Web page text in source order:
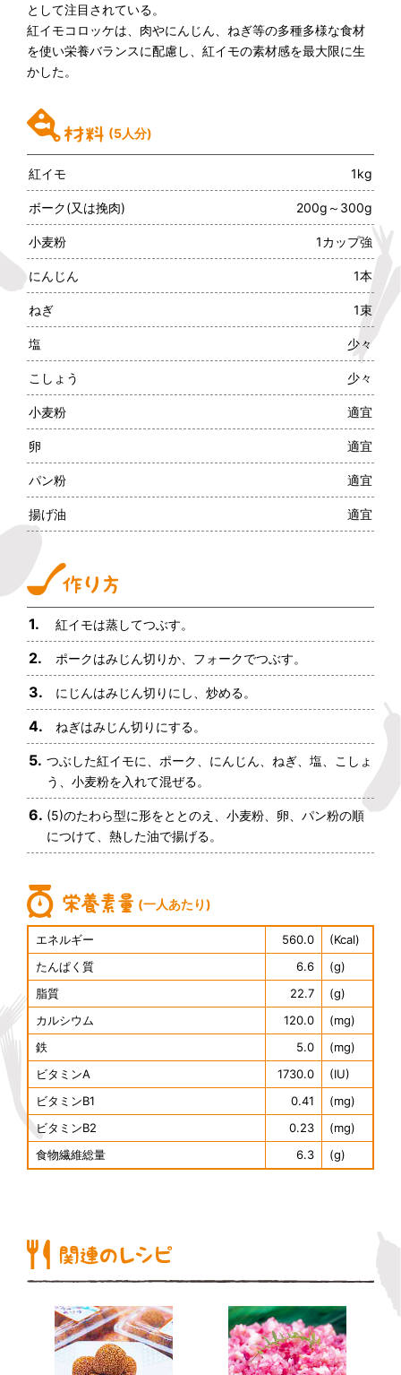
として注目されている。
紅イモコロッケは、肉やにんじん、ねぎ等の多種多様な食材
を使い栄養バランスに配慮し、紅イモの素材感を最大限に生
かした。
(5人分)
紅イモ 1kg
ボーク(又は挽肉) 200g～300g
小麦粉 1カップ強
にんじん 1本
ねぎ 1束
塩 少々
こしょう 少々
小麦粉 適宜
卵 適宜
パン粉 適宜
揚げ油 適宜
1. 紅イモは蒸してつぶす。
2. ポークはみじん切りか、フォークでつぶす。
3. にじんはみじん切りにし、炒める。
4. ねぎはみじん切りにする。
5. つぶした紅イモに、ポーク、にんじん、ねぎ、塩、こしょ
う、小麦粉を入れて混ぜる。
6. (5)のたわら型に形をととのえ、小麦粉、卵、パン粉の順
につけて、熱した油で揚げる。
(一人あたり)
エネルギー 560.0
(Kcal)
たんぱく質
6.6
(g)
脂質
22.7
(g)
カルシウム
120.0
(mg)
鉄
5.0
(mg)
ビタミンA
1730.0
(IU)
ビタミンB1
0.41
(mg)
ビタミンB2
0.23
(mg)
食物繊維総量
6.3 (g)